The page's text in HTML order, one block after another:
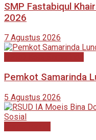
SMP Fastabiqul
2026
7 Agustus 2026
Pemkot Samarinda
5 Agustus 2026